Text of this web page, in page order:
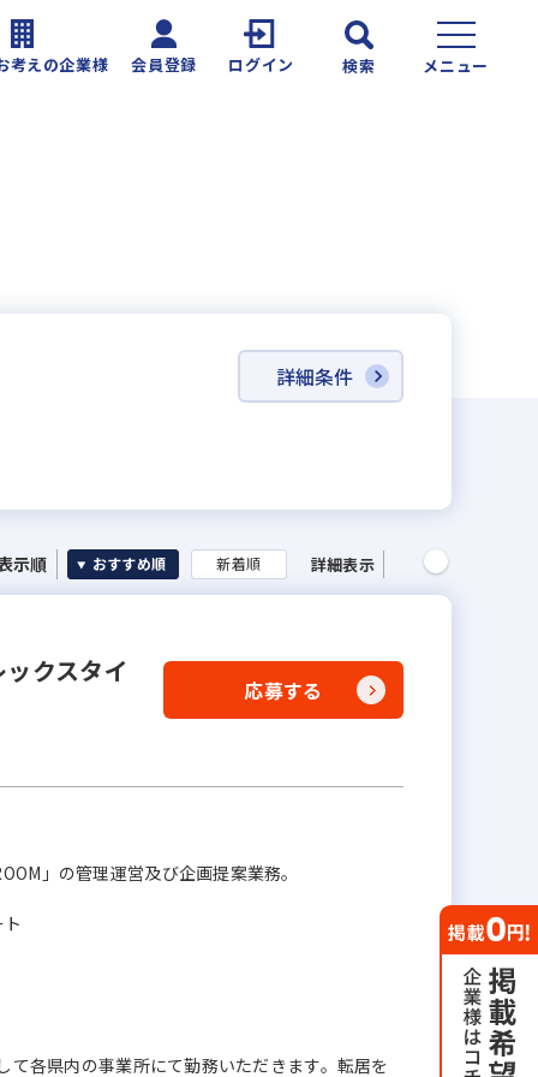
考えの企業様 会員登録 ログイン 検索 メニュー
詳細条件
示順 おすすめ順 新着順 詳細表示
クスタイ
応募する
」の管理運営及び企画提案業務。
各県内の事業所にて勤務いただきます。転居を